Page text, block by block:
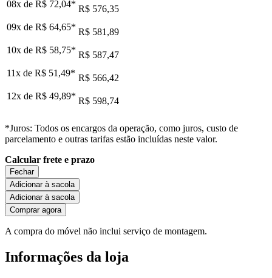
08x de R$ 72,04* R$ 576,35
09x de R$ 64,65* R$ 581,89
10x de R$ 58,75* R$ 587,47
11x de R$ 51,49* R$ 566,42
12x de R$ 49,89* R$ 598,74
*Juros: Todos os encargos da operação, como juros, custo de
parcelamento e outras tarifas estão incluídas neste valor.
Calcular frete e prazo
Fechar
Adicionar à sacola
Adicionar à sacola
Comprar agora
A compra do móvel não inclui serviço de montagem.
Informações da loja